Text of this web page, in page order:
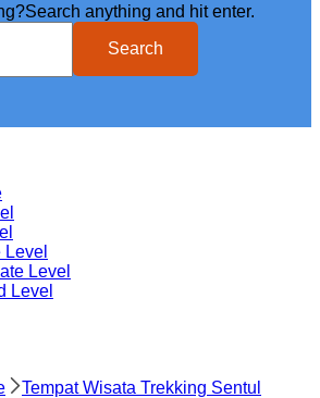
Search anything and hit enter.
Level
Level
Level
Tempat Wisata Trekking Sentul